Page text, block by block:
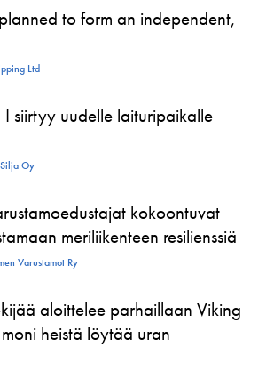
to form an independent,
Ltd
I siirtyy uudelle laituripaikalle
Oy
kokoontuvat
meriliikenteen resilienssiä
Varustamot Ry
aloittelee parhaillaan Viking
heistä löytää uran